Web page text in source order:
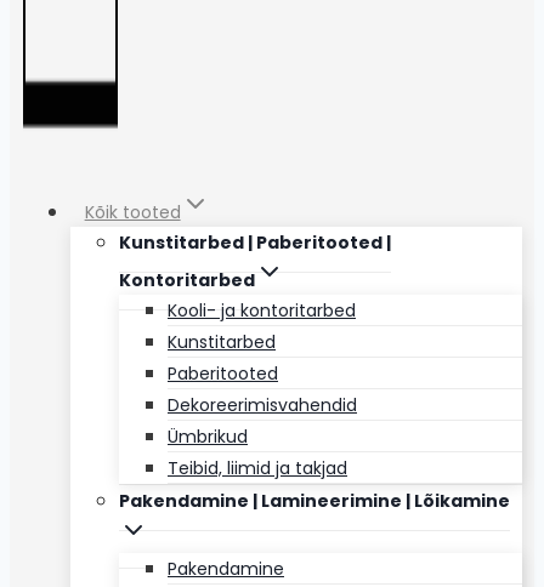
Kõik tooted
Kunstitarbed | Paberitooted |
Kontoritarbed
Kooli- ja kontoritarbed
Kunstitarbed
Paberitooted
Dekoreerimisvahendid
Ümbrikud
Teibid, liimid ja takjad
Pakendamine | Lamineerimine | Lõikamine
Pakendamine